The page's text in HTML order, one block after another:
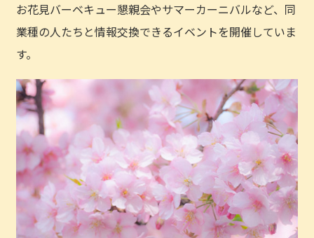
お花見バーベキュー懇親会やサマーカーニバルなど、同
業種の人たちと情報交換できるイベントを開催していま
す。